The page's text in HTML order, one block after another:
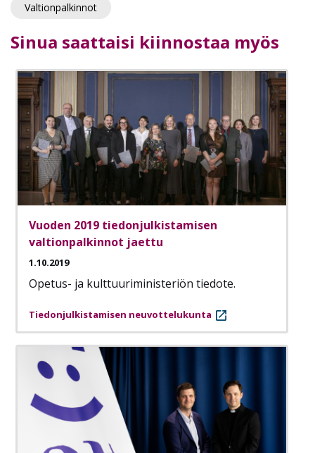
Valtionpalkinnot
Sinua saattaisi kiinnostaa myös
Vuoden 2019 tiedonjulkistamisen
valtionpalkinnot jaettu
1.10.2019
Opetus- ja kulttuuriministeriön tiedote.
Tiedonjulkistamisen neuvottelukunta